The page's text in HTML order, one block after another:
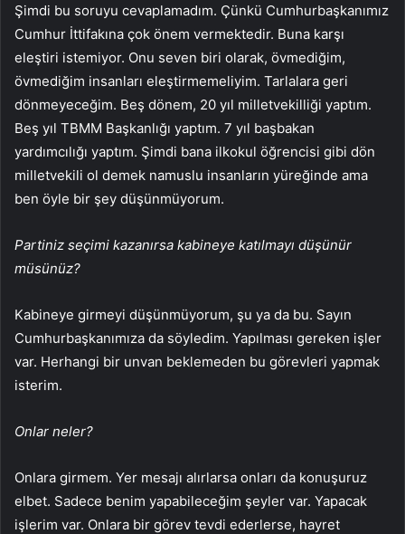
Şimdi bu soruyu cevaplamadım. Çünkü Cumhurbaşkanımız
Cumhur İttifakına çok önem vermektedir. Buna karşı
eleştiri istemiyor. Onu seven biri olarak, övmediğim,
övmediğim insanları eleştirmemeliyim. Tarlalara geri
dönmeyeceğim. Beş dönem, 20 yıl milletvekilliği yaptım.
Beş yıl TBMM Başkanlığı yaptım. 7 yıl başbakan
yardımcılığı yaptım. Şimdi bana ilkokul öğrencisi gibi dön
milletvekili ol demek namuslu insanların yüreğinde ama
ben öyle bir şey düşünmüyorum.
Partiniz seçimi kazanırsa kabineye katılmayı düşünür
müsünüz?
Kabineye girmeyi düşünmüyorum, şu ya da bu. Sayın
Cumhurbaşkanımıza da söyledim. Yapılması gereken işler
var. Herhangi bir unvan beklemeden bu görevleri yapmak
isterim.
Onlar neler?
Onlara girmem. Yer mesajı alırlarsa onları da konuşuruz
elbet. Sadece benim yapabileceğim şeyler var. Yapacak
işlerim var. Onlara bir görev tevdi ederlerse, hayret